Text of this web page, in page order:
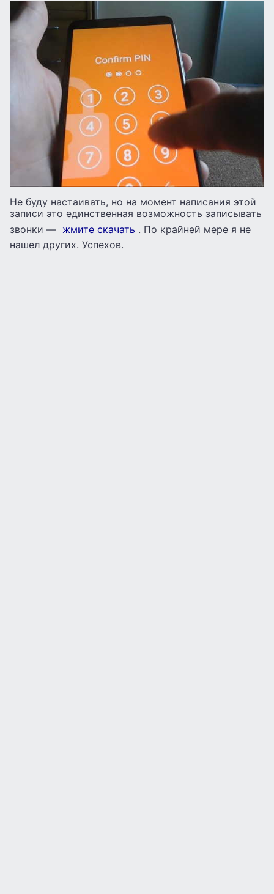
Не буду настаивать, но на момент написания этой
записи это единственная возможность записывать
звонки — жмите скачать . По крайней мере я не
нашел других. Успехов.